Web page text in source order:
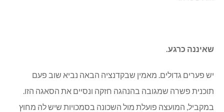
שאיננה כרגע.
יש פערים גדולים. מאמין שבקדנציה הבאה נביא שוב פעם
תוכנית פשרה שמגובה בהנהגה חזקה ונסיים את הסאגה הזו.
במקביל, המועצה פועלת מול השכונה בסמכויות שיש לה מחוץ